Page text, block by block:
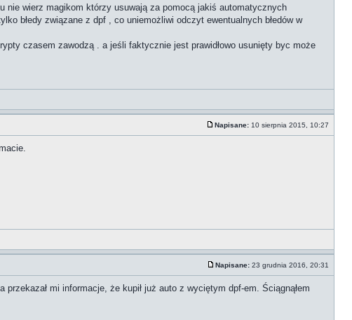
nie wierz magikom którzy usuwają za pomocą jakiś automatycznych
błedy związane z dpf , co uniemożliwi odczyt ewentualnych błedów w
czasem zawodzą . a jeśli faktycznie jest prawidłowo usunięty byc może
Napisane: 10 sierpnia 2015, 10:27
Napisane: 23 grudnia 2016, 20:31
mi informacje, że kupił już auto z wyciętym dpf-em. Ściągnąłem